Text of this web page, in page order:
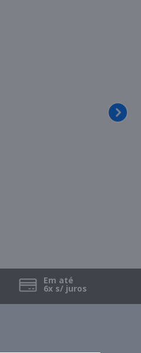
Em até
6x s/ juros